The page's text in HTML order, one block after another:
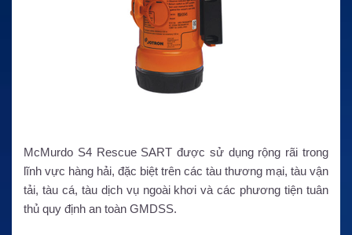
McMurdo S4 Rescue SART được sử dụng rộng rãi trong
lĩnh vực hàng hải, đặc biệt trên các tàu thương mại, tàu vận
tải, tàu cá, tàu dịch vụ ngoài khơi và các phương tiện tuân
thủ quy định an toàn GMDSS.